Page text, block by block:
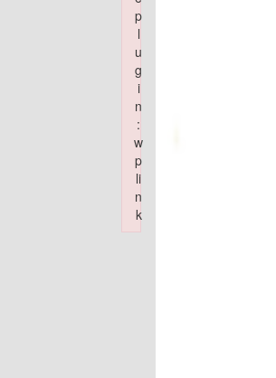
p
l
u
g
i
n
:
w
p
li
n
k